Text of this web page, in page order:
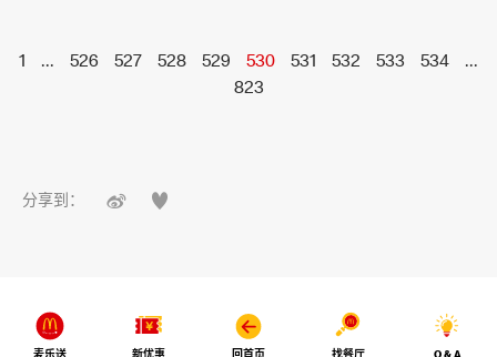
1 ... 526 527 528 529 530 531 532 533 534
...
823
分享到：  